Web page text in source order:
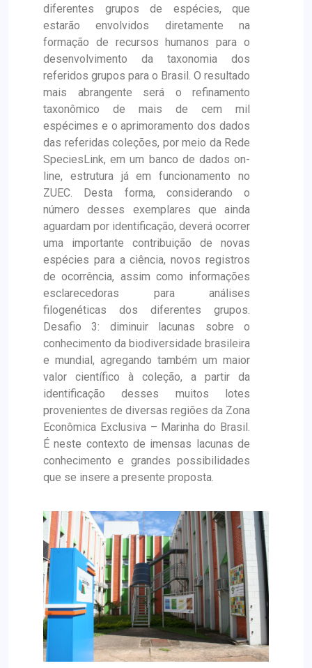
diferentes grupos de espécies, que
estarão envolvidos diretamente na
formação de recursos humanos para o
desenvolvimento da taxonomia dos
referidos grupos para o Brasil. O resultado
mais abrangente será o refinamento
taxonômico de mais de cem mil
espécimes e o aprimoramento dos dados
das referidas coleções, por meio da Rede
SpeciesLink, em um banco de dados on-
line, estrutura já em funcionamento no
ZUEC. Desta forma, considerando o
número desses exemplares que ainda
aguardam por identificação, deverá ocorrer
uma importante contribuição de novas
espécies para a ciência, novos registros
de ocorrência, assim como informações
esclarecedoras para análises
filogenéticas dos diferentes grupos.
Desafio 3: diminuir lacunas sobre o
conhecimento da biodiversidade brasileira
e mundial, agregando também um maior
valor científico à coleção, a partir da
identificação desses muitos lotes
provenientes de diversas regiões da Zona
Econômica Exclusiva – Marinha do Brasil.
É neste contexto de imensas lacunas de
conhecimento e grandes possibilidades
que se insere a presente proposta.